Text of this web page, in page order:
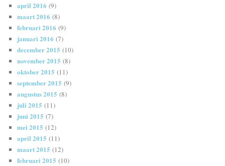
april 2016 (9)
maart 2016 (8)
februari 2016 (9)
januari 2016 (7)
december 2015 (10)
november 2015 (8)
oktober 2015 (11)
september 2015 (9)
augustus 2015 (8)
juli 2015 (11)
juni 2015 (7)
mei 2015 (12)
april 2015 (11)
maart 2015 (12)
februari 2015 (10)